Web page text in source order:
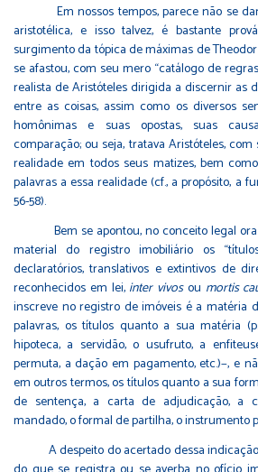
Em nossos tempos, parece não se
aristotélica, e isso talvez, é bastante
surgimento da tópica de máximas de Theodor
se afastou, com seu mero “catálogo de
realista de Aristóteles dirigida a discernir as
entre as coisas, assim como os diversos
homônimas e suas opostas, suas
comparação; ou seja, tratava Aristóteles,
realidade em todos seus matizes, bem
palavras a essa realidade (cf., a propósito, a
56-58).
Bem se apontou, no conceito legal ora
material do registro imobiliário os
declaratórios, translativos e extintivos de
reconhecidos em lei, inter vivosou mortis
inscreve no registro de imóveis é a matéria
palavras, os títulos quanto a sua matéria
hipoteca, a servidão, o usufruto, a
permuta, a dação em pagamento, etc.)−, e
em outros termos, os títulos quanto a sua
de sentença, a carta de adjudicação, a
mandado, o formal de partilha, o instrumento
A despeito do acertado dessa indicação